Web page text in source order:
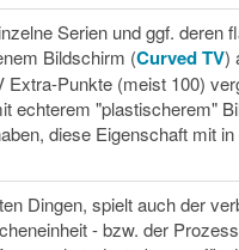
Serien und ggf. deren
Bildschirm (Curved TV)
Extra-Punkte (meist 100)
echterem "plastischerem"
diese Eigenschaft mit
Dingen, spielt auch der
- bzw. der